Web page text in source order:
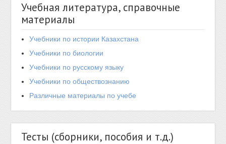
Учебная литература, справочные
материалы
Учебники по истории Казахстана
Учебники по биологии
Учебники по русскому языку
Учебники по обществознанию
Различные материалы по учебе
Тесты (сборники, пособия и т.д.)